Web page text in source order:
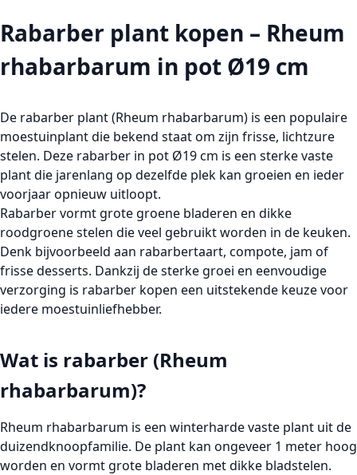
Rabarber plant kopen – Rheum
rhabarbarum in pot Ø19 cm
De rabarber plant (Rheum rhabarbarum) is een populaire
moestuinplantdie bekend staat om zijn frisse, lichtzure
stelen. Deze rabarber in pot Ø19 cm is een sterke vaste
plant die jarenlang op dezelfde plek kan groeien en ieder
voorjaar opnieuw uitloopt.
Rabarber vormt grote groene bladeren en dikke
roodgroene stelen die veel gebruikt worden in de keuken.
Denk bijvoorbeeld aan rabarbertaart, compote, jam of
frisse desserts. Dankzij de sterke groei en eenvoudige
verzorging is rabarber kopen een uitstekende keuze voor
iedere moestuinliefhebber.
Wat is rabarber (Rheum
rhabarbarum)?
Rheum rhabarbarum is een winterharde vaste plant uit de
duizendknoopfamilie. De plant kan ongeveer 1 meter hoog
worden en vormt grote bladeren met dikke bladstelen.